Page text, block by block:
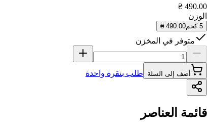
490.00 ₴
الوزن
5 كجم 490.00 ₴
متوفر في المخزن
أضف إلى السلة طلب بنقرة واحدة
قائمة العناصر